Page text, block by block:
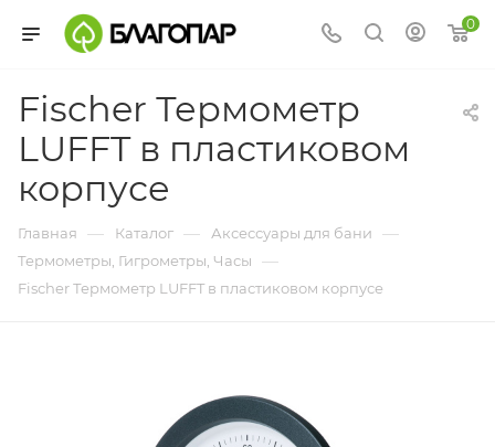
0
Fischer Термометр
LUFFT в пластиковом
корпусе
Главная — Каталог — Аксессуары для бани —
Термометры, Гигрометры, Часы —
Fischer Термометр LUFFT в пластиковом корпусе